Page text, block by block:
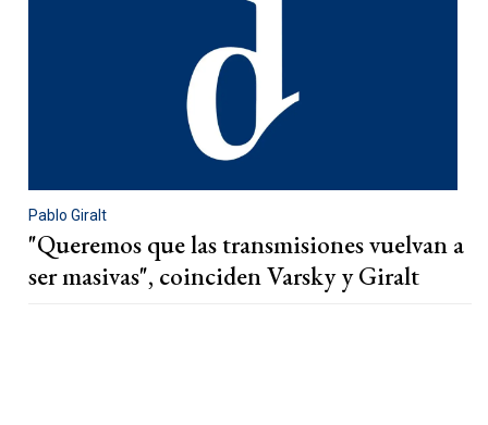
Pablo Giralt
"Queremos que las transmisiones vuelvan a
ser masivas", coinciden Varsky y Giralt